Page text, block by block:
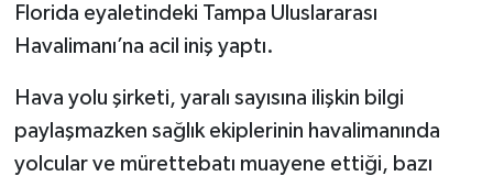
Florida eyaletindeki Tampa Uluslararası
Havalimanı’na acil iniş yaptı.
Hava yolu şirketi, yaralı sayısına ilişkin bilgi
paylaşmazken sağlık ekiplerinin havalimanında
yolcular ve mürettebatı muayene ettiği, bazı